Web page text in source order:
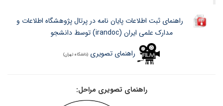
راهنمای ثبت اطلاعات پایان نامه در پرتال پژوهشگاه اطلاعات و
مدارک علمی ایران (irandoc) توسط دانشجو
راهنمای تصویری (دانشگاه تهران)
راهنمای تصویری مراحل: